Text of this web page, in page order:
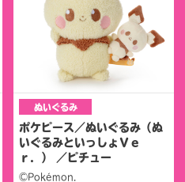
ぬいぐるみ
ポケピース／ぬいぐるみ（ぬ
いぐるみといっしょＶｅ
ｒ．） ／ピチュー
©Pokémon.